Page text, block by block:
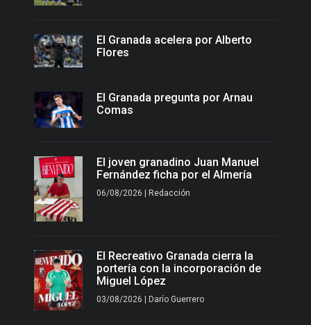
El Granada acelera por Alberto
Flores
El Granada pregunta por Arnau
Comas
El joven granadino Juan Manuel
Fernández ficha por el Almería
06/08/2026 | Redacción
El Recreativo Granada cierra la
portería con la incorporación de
Miguel López
03/08/2026 | Darío Guerrero